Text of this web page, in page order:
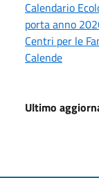
Calendario
porta anno
Centri per le
Calende
Ultimo